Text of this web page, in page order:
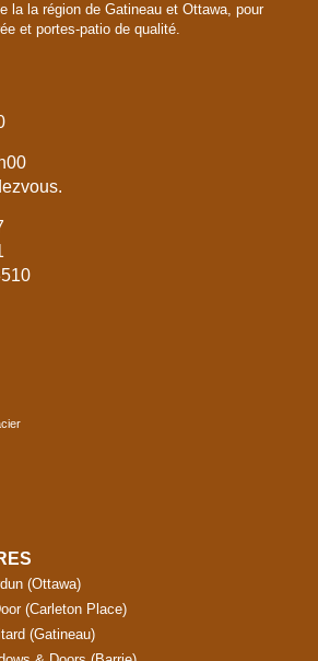
la la région de Gatineau et Ottawa, pour
et portes-patio de qualité.
(Ottawa)
(Carleton Place)
(Gatineau)